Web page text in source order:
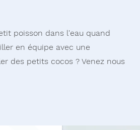
poisson dans l'eau quand
en équipe avec une
des petits cocos ? Venez nous